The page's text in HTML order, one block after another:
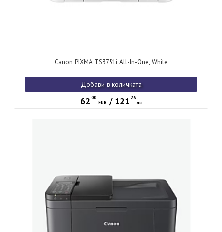
Canon PIXMA TS3751i All-In-One, White
Добави в количката
62 00
EUR / 121 26
лв